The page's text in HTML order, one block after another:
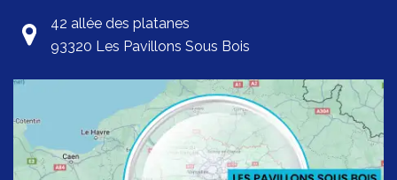
42 allée des platanes
93320 Les Pavillons Sous Bois